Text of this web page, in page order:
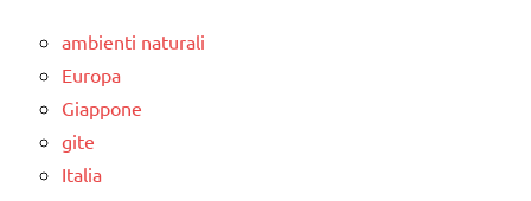
ambienti naturali
Europa
Giappone
gite
Italia